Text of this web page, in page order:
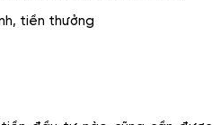
tiền thưởng